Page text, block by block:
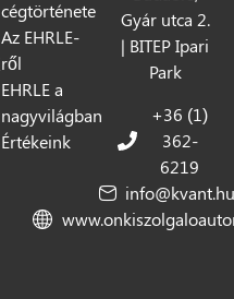
cégtörténete
Az EHRLE-
ről
EHRLE a
nagyvilágban
Értékeink
Gyár utca 2.
| BITEP Ipari
Park
+36 (1)
362-
6219
info@kvant.hu